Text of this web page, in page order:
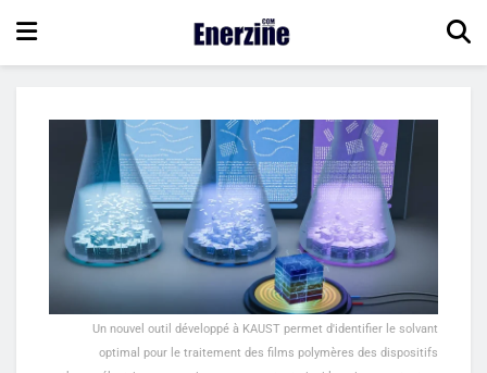
Un nouvel outil développé à KAUST permet d'identifier le solvant
optimal pour le traitement des films polymères des dispositifs